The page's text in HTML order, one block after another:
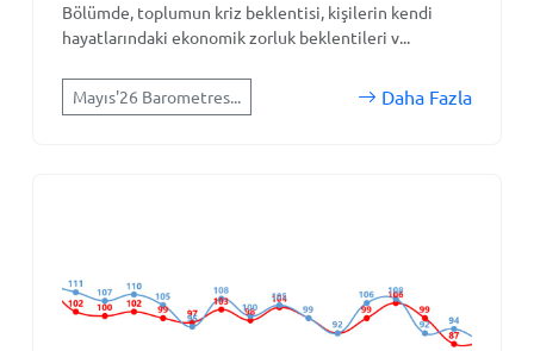
Bölümde, toplumun kriz beklentisi, kişilerin kendi
hayatlarındaki ekonomik zorluk beklentileri v...
Mayıs'26 Barometres... Daha Fazla